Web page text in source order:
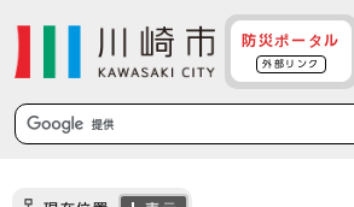
防災ポータル
外部リンク